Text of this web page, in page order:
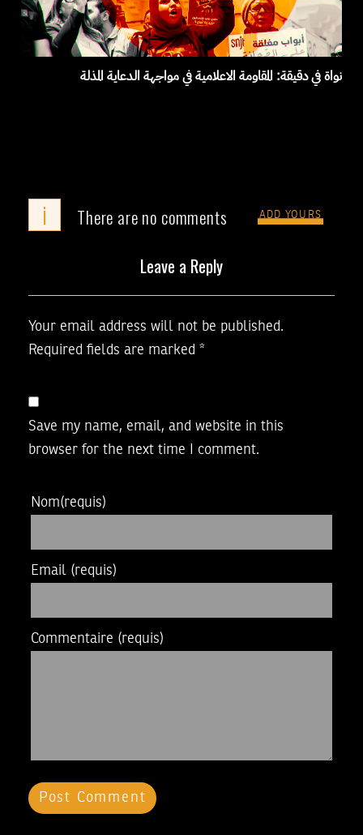
نواة في دقيقة: المقاومة الاعلامية في مواجهة الدعاية المذلة
i There are no comments ADD YOURS
Leave a Reply
Your email address will not be published.
Required fields are marked *
Save my name, email, and website in this
browser for the next time I comment.
Nom(requis)
Email (requis)
Commentaire (requis)